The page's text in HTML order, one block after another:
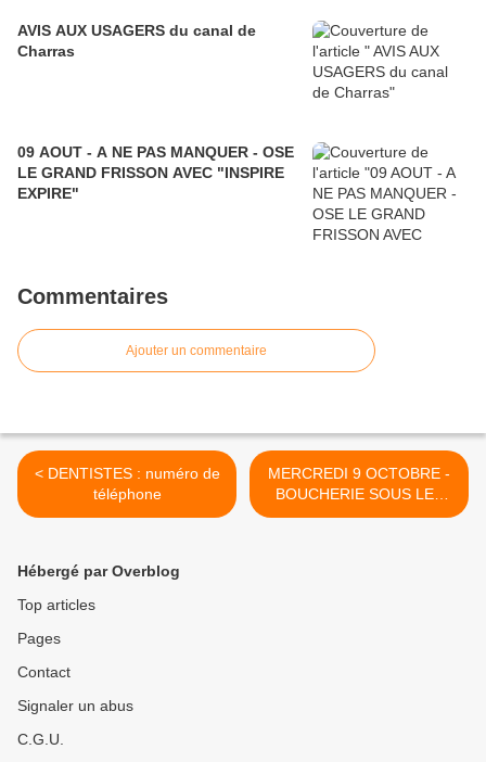
AVIS AUX USAGERS du canal de
Charras
09 AOUT - A NE PAS MANQUER - OSE
LE GRAND FRISSON AVEC "INSPIRE
EXPIRE"
Commentaires
Ajouter un commentaire
< DENTISTES : numéro de
téléphone
MERCREDI 9 OCTOBRE -
BOUCHERIE SOUS LES
HALLES >
Hébergé par Overblog
Top articles
Pages
Contact
Signaler un abus
C.G.U.